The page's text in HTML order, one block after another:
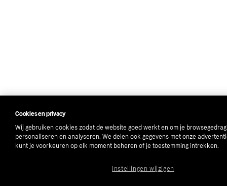
Cookies en privacy
Wij gebruiken cookies zodat de website goed werkt en om je
personaliseren en analyseren. We delen ook gegevens met onze
kunt je voorkeuren op elk moment beheren of je toestemming intrekken.
Instellingen wijzigen